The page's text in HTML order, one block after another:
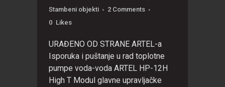
Stambeni objekti
2 Comments
0 Likes
URAĐENO OD STRANE ARTEL-a
Isporuka i puštanje u rad toplotne
pumpe voda-voda ARTEL HP-12H
High T Modul glavne upravljačke